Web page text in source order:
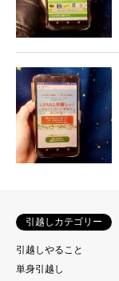
引越しカテゴリー
引越しやること
単身引越し